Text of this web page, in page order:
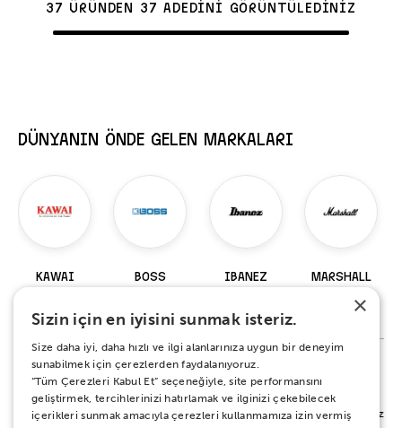
37 ÜRÜNDEN 37 ADEDİNİ GÖRÜNTÜLEDİNİZ
DÜNYANIN ÖNDE GELEN MARKALARI
KAWAI BOSS IBANEZ MARSHALL
147 Ürün
%100 MEMNUNİYET SÖZÜ
Alışverişiniz sırasında ya da sonrasında koşulsuz mutluluğunuz için yanınızdayız.
×
Sizin için en iyisini sunmak isteriz.
Size daha iyi, daha hızlı ve ilgi alanlarınıza uygun bir deneyim
sunabilmek için çerezlerden faydalanıyoruz.
“Tüm Çerezleri Kabul Et” seçeneğiyle, site performansını
geliştirmek, tercihlerinizi hatırlamak ve ilginizi çekebilecek
içerikleri sunmak amacıyla çerezleri kullanmamıza izin vermiş